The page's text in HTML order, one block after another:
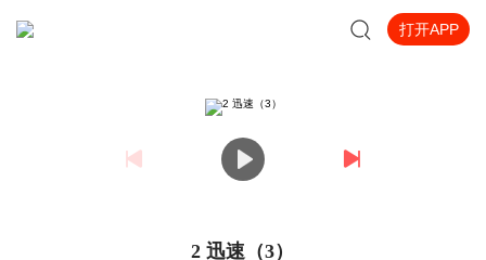
打开APP
2 迅速（3）